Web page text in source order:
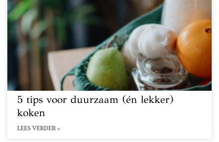
5 tips voor duurzaam (én lekker)
koken
LEES VERDER »